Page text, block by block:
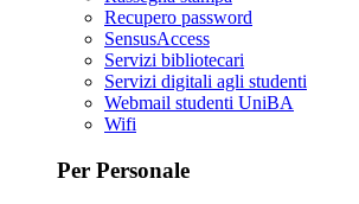
Recupero password
SensusAccess
Servizi bibliotecari
Servizi digitali agli studenti
Webmail studenti UniBA
Wifi
Per Personale